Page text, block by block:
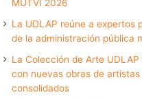
MUTVI 2026
La UDLAP reúne a expertos
de la administración pública
La Colección de Arte
con nuevas obras de
consolidados